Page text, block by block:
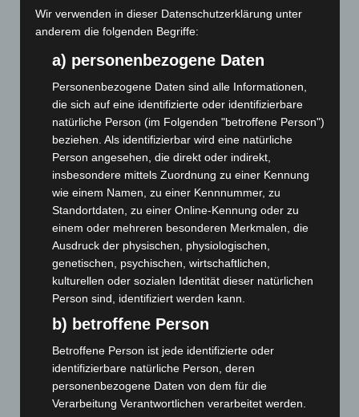
8. August 2026
A2: Zweite Turbobaustelle startet zwischen Hannover-West
und Bothfeld
Niedersachsen: Feuerwehrkräfte kehren nach
Waldbrandeinsatz aus Spanien zurück
7. August 2026
Hannover: Erste Tigermücken-Population in Niedersachsen
entdeckt
7. August 2026
Brand im „Haus der Begegnung“ in Neuwarmbüchen schnell
eingedämmt
6. August 2026
Region Hannover: 21 neue Notfallsanitäter starten beim
Roten Kreuz
Mann läuft mit Hockeyschläger über A7 – Polizei sucht
Zeugen
5. August 2026
Wir verwenden in dieser Datenschutzerklärung unter
anderem die folgenden Begriffe:
a) personenbezogene Daten
Personenbezogene Daten sind alle Informationen,
die sich auf eine identifizierte oder identifizierbare
natürliche Person (im Folgenden "betroffene Person")
beziehen. Als identifizierbar wird eine natürliche
Person angesehen, die direkt oder indirekt,
insbesondere mittels Zuordnung zu einer Kennung
wie einem Namen, zu einer Kennnummer, zu
Standortdaten, zu einer Online-Kennung oder zu
einem oder mehreren besonderen Merkmalen, die
Ausdruck der physischen, physiologischen,
genetischen, psychischen, wirtschaftlichen,
kulturellen oder sozialen Identität dieser natürlichen
Person sind, identifiziert werden kann.
b) betroffene Person
Betroffene Person ist jede identifizierte oder
identifizierbare natürliche Person, deren
personenbezogene Daten von dem für die
Verarbeitung Verantwortlichen verarbeitet werden.